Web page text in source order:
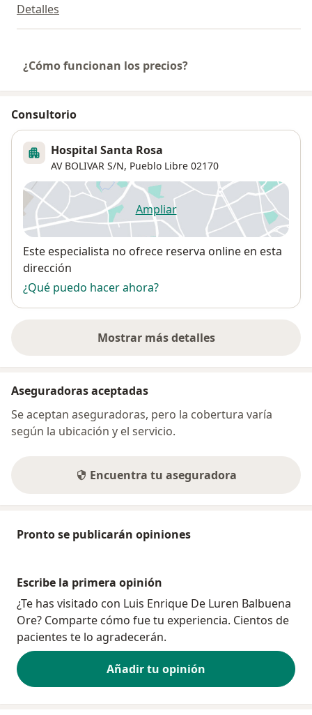
Detalles
¿Cómo funcionan los precios?
Consultorio
Hospital Santa Rosa
AV BOLIVAR S/N, Pueblo Libre 02170
Ampliarse abre en una nueva
Disponibilidad
Este especialista no ofrece reserva online en esta
dirección
¿Qué puedo hacer ahora?
Mostrar más detalles
sobre la dirección
Aseguradoras aceptadas
Se aceptan aseguradoras, pero la cobertura varía
según la ubicación y el servicio.
Encuentra tu aseguradora
Pronto se publicarán opiniones
Escribe la primera opinión
¿Te has visitado con Luis Enrique De Luren Balbuena
Ore? Comparte cómo fue tu experiencia. Cientos de
pacientes te lo agradecerán.
Añadir tu opinión